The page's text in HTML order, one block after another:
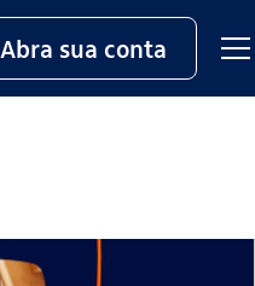
Abra sua conta